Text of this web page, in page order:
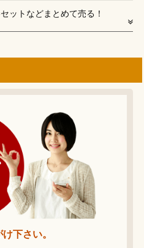
ットなどまとめて売る！
下さい。